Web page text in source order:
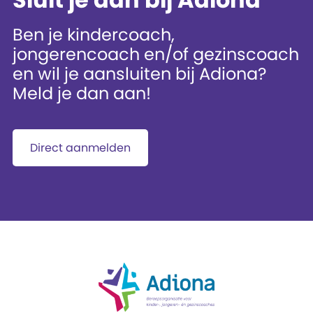
Ben je kindercoach,
jongerencoach en/of gezinscoach
en wil je aansluiten bij Adiona?
Meld je dan aan!
Direct aanmelden